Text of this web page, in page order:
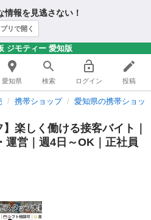
情報を見逃さない！
リで開く
ジモティー 愛知版
愛知県 検索 ログイン 投稿
携帯ショップ 愛知県の携帯ショッ
楽しく働ける接客バイト｜
運営｜週4日～OK｜正社員